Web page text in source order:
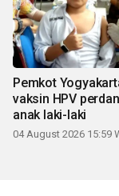
Pemkot
vaksin HPV
anak laki-laki
04 August 2026 15:59